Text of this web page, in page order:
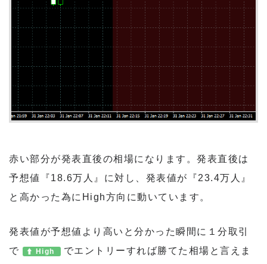
赤い部分が発表直後の相場になります。発表直後は
予想値『18.6万人』に対し、発表値が『23.4万人』
と高かった為にHigh方向に動いています。
発表値が予想値より高いと分かった瞬間に１分取引
で
High
でエントリーすれば勝てた相場と言えま